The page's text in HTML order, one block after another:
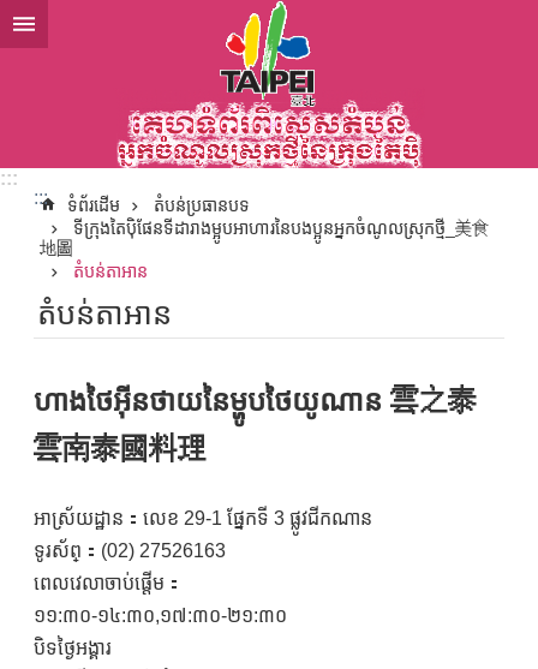
ទៅកាន់មាតិកាប្លុកមាតិកាសំខាន់
:::
:::
ទំព័រដើម
តំបន់ប្រធានបទ
ទីក្រុងតៃប៉ិផែនទីដារាងម្អូបអាហារនៃបងប្អូនអ្នកចំណូលស្រុកថ្មី_美食
地圖
តំបន់តាអាន
តំបន់តាអាន
ហាងថៃអ៊ីនថាយនៃម្ហូបថៃយូណាន 雲之泰
雲南泰國料理
អាស្រ័យដ្ឋាន：លេខ 29-1 ផ្នែកទី 3 ផ្លូវជីកណាន
ទូរស័ព្：(02) 27526163
ពេលវេលាចាប់ផ្តើម：
១១:៣០-១៤:៣០,១៧:៣០-២១:៣០
បិទថ្ងៃអង្គារ